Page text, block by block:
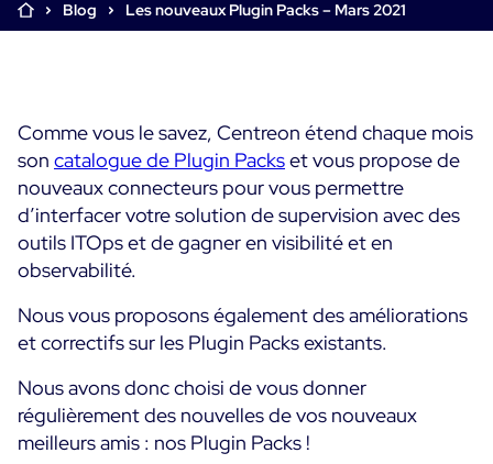
Supervision Cloud & Legacy
Supervision SLA et impact métier
SaaS ou Self-Hosted
700+ Connecteurs
Fonctionnalités
Analyse des causes racine
Tableaux de bord métier
Alertes et notifications temps réel
Maîtrise des coûts intégrée
STM & RUM
Analyse détaillée de la performance web
Correction rapide des problèmes
Tableaux de bord métier & techniques
Tests de montée en charge
SOLUTIONS
Centreon Infra Monitoring - Démo Produit
Centreon Infra Monitoring - Essai gratuit
Centreon Experience Monitoring - Essai Gratuit
Blog Les nouveaux Plugin Packs – Mars 2021
Comme vous le savez, Centreon étend chaque mois
son catalogue de Plugin Packset vous propose de
nouveaux connecteurs pour vous permettre
d’interfacer votre solution de supervision avec des
outils ITOps et de gagner en visibilité et en
observabilité.
Nous vous proposons également des améliorations
et correctifs sur les Plugin Packs existants.
Nous avons donc choisi de vous donner
régulièrement des nouvelles de vos nouveaux
meilleurs amis : nos Plugin Packs !